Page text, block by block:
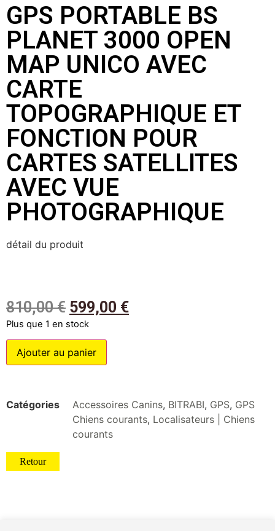
GPS PORTABLE BS
PLANET 3000 OPEN
MAP UNICO AVEC
CARTE
TOPOGRAPHIQUE ET
FONCTION POUR
CARTES SATELLITES
AVEC VUE
PHOTOGRAPHIQUE
détail du produit
810,00€ 599,00 €
Plus que 1 en stock
Ajouter au panier
Catégories Accessoires Canins, BITRABI, GPS, GPS
Chiens courants, Localisateurs | Chiens
courants
Retour